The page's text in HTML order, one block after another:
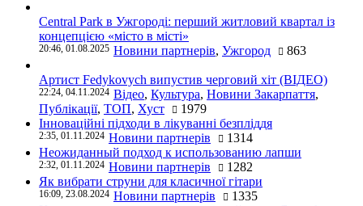
Central Park в Ужгороді: перший житловий квартал із
концепцією «місто в місті»
20:46, 01.08.2025 Новини партнерів, Ужгород 863
Артист Fedykovych випустив черговий хіт (ВІДЕО)
22:24, 04.11.2024 Відео, Культура, Новини Закарпаття,
Публікації, ТОП, Хуст
1979
Інноваційні підходи в лікуванні безпліддя
2:35, 01.11.2024 Новини партнерів
1314
Неожиданный подход к использованию лапши
2:32, 01.11.2024 Новини партнерів
1282
Як вибрати струни для класичної гітари
16:09, 23.08.2024 Новини партнерів
1335